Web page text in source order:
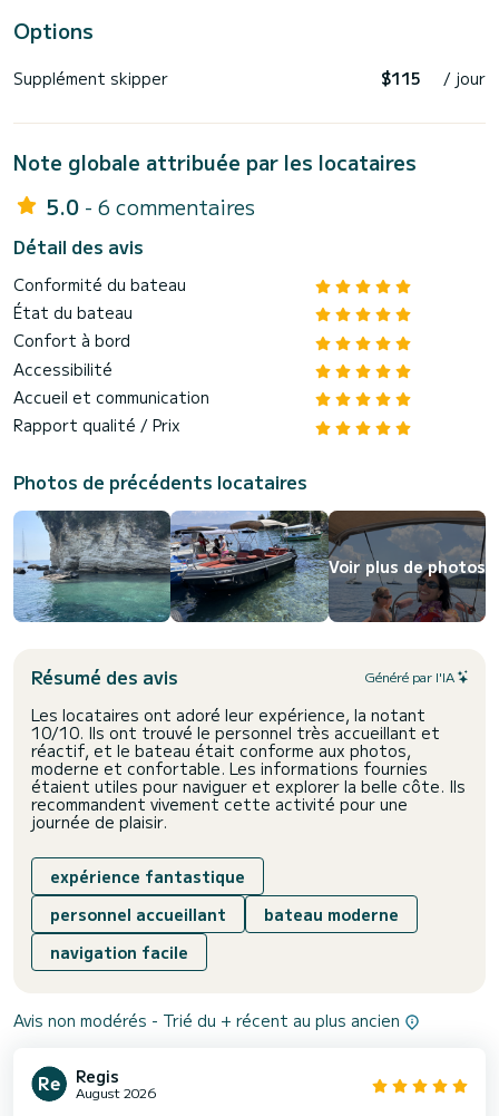
Options
Supplément skipper $115 / jour
Note globale attribuée par les locataires
5.0 - 6 commentaires
Détail des avis
Conformité du bateau
État du bateau
Confort à bord
Accessibilité
Accueil et communication
Rapport qualité / Prix
Photos de précédents locataires
Voir plus de photos
Résumé des avis Généré par l'IA
Les locataires ont adoré leur expérience, la notant
10/10. Ils ont trouvé le personnel très accueillant et
réactif, et le bateau était conforme aux photos,
moderne et confortable. Les informations fournies
étaient utiles pour naviguer et explorer la belle côte. Ils
recommandent vivement cette activité pour une
journée de plaisir.
expérience fantastique
personnel accueillant
bateau moderne
navigation facile
Avis non modérés - Trié du + récent au plus ancien
Regis
August 2026